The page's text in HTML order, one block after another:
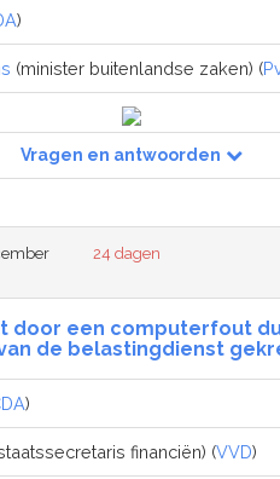
)
(minister buitenlandse zaken) (
Vragen en antwoorden
24 dagen
door een computerfout
de belastingdienst
)
financiën) (VVD)